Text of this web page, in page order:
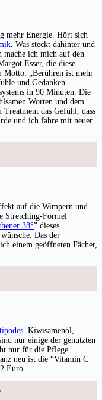
mehr Energie. Hört sich
. Was steckt dahinter und
mache ich mich auf den
Esser, die diese
Motto: „Berühren ist mehr
und Gedanken
in 90 Minuten. Die
Worten und dem
das Gefühl, dass
und ich fahre mit neuer
auf die Wimpern und
Stretching-Formel
38°” dieses
Das der
einem geöffneten Fächer,
. Kiwisamenöl,
nur einige der genutzten
nur für die Pflege
neu ist die “Vitamin C
Euro.